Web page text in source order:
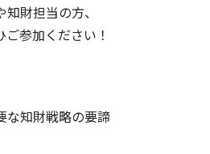
財担当の方、
参加ください！
知財戦略の要諦